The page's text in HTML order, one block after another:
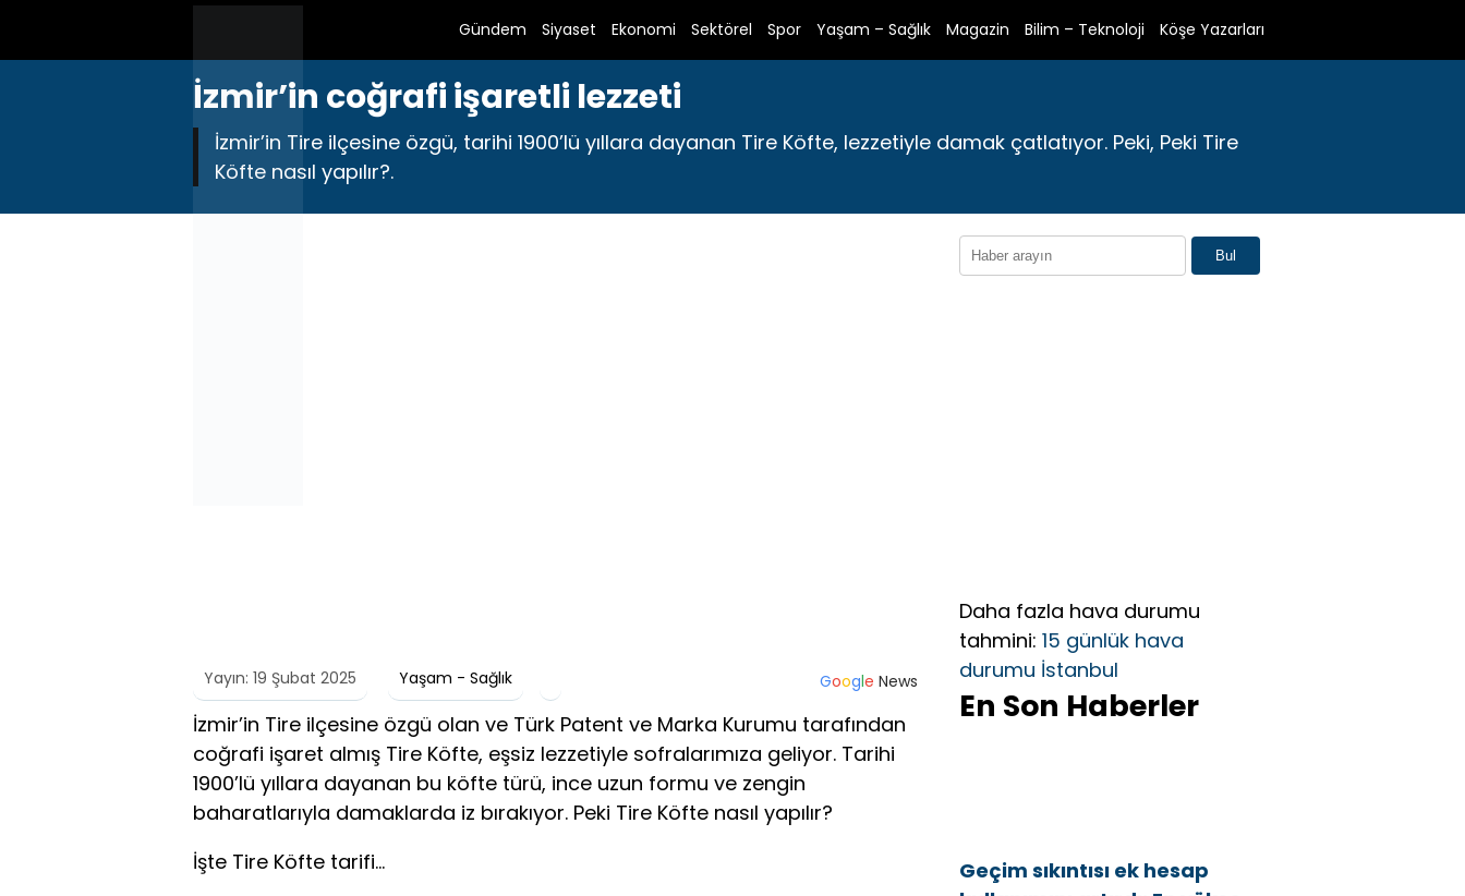
Gündem Siyaset Ekonomi Sektörel Spor Yaşam – Sağlık Magazin Bilim – Teknoloji Köşe Yazarları
İzmir’in coğrafi işaretli lezzeti
İzmir’in Tire ilçesine özgü, tarihi 1900’lü yıllara dayanan Tire Köfte, lezzetiyle damak çatlatıyor. Peki, Peki Tire
Köfte nasıl yapılır?.
Yayın: 19 Şubat 2025 Yaşam - Sağlık Google News
İzmir’in Tire ilçesine özgü olan ve Türk Patent ve Marka Kurumu tarafından
coğrafi işaret almış Tire Köfte, eşsiz lezzetiyle sofralarımıza geliyor. Tarihi
1900’lü yıllara dayanan bu köfte türü, ince uzun formu ve zengin
baharatlarıyla damaklarda iz bırakıyor. Peki Tire Köfte nasıl yapılır?
İşte Tire Köfte tarifi…
Bul
Daha fazla hava durumu
tahmini: 15 günlük hava
durumu İstanbul
En Son Haberler
Geçim sıkıntısı ek hesap